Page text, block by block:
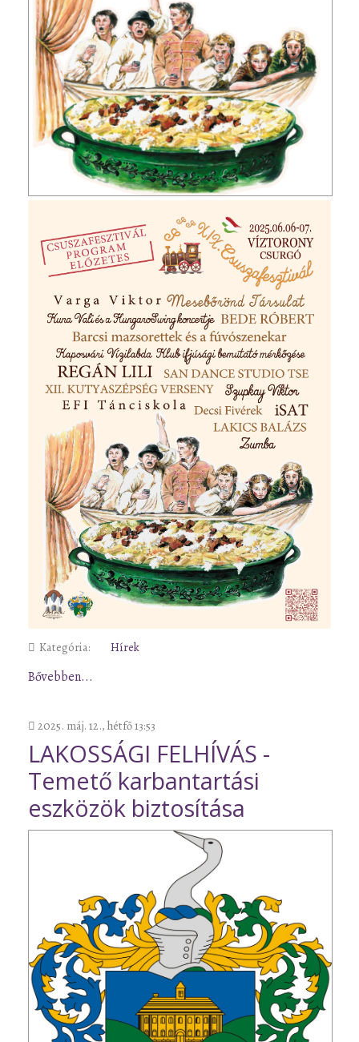
Kategória: Hírek
Bővebben...
2025. máj. 12., hétfő 13:53
LAKOSSÁGI FELHÍVÁS -
Temető karbantartási
eszközök biztosítása